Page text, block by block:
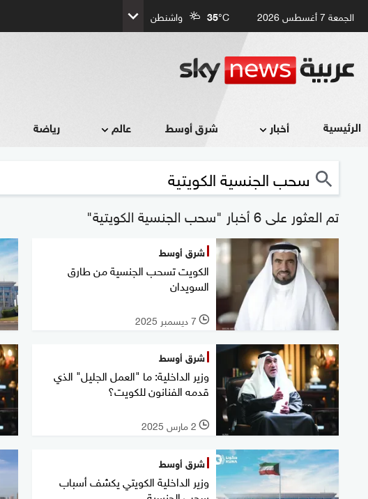
الجمعة 7 أغسطس 2026 35°C واشنطن
الرئيسية أخبار شرق أوسط عالم رياضة
تم العثور على 6 أخبار "سحب الجنسية الكويتية"
شرق أوسط
الكويت تسحب الجنسية من طارق
السويدان
l 7 ديسمبر 2025
شرق أوسط
وزير الداخلية: ما "العمل الجليل" الذي
قدمه الفنانون للكويت؟
l 2 مارس 2025
شرق أوسط
وزير الداخلية الكويتي يكشف أسباب